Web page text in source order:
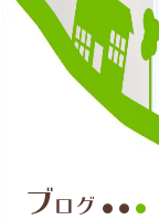
ブログ ●● ●